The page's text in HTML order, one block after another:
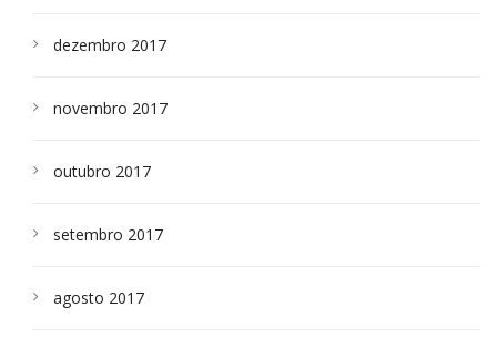
dezembro 2017
novembro 2017
outubro 2017
setembro 2017
agosto 2017